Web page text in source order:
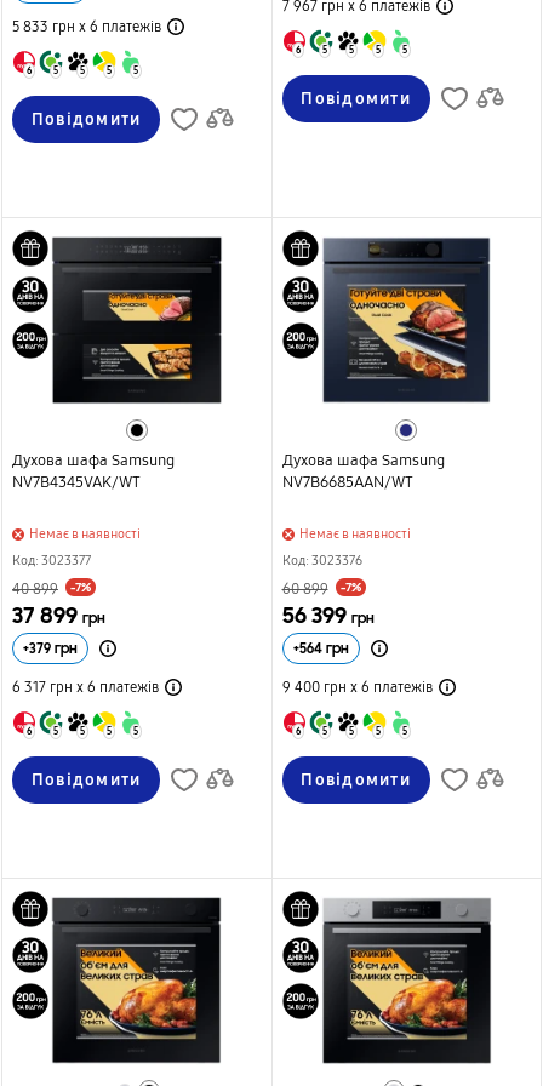
5 833 грн х 6 платежів
6 5 5 5 5
Повідомити
7 967 грн х 6 платежів
6 5 5 5 5
Повідомити
Духова шафа Samsung
NV7B4345VAK/WT
Немає в наявності
Код: 3023377
40 899 -7%
37 899 грн
+379 грн
6 317 грн х 6 платежів
6 5 5 5 5
Повідомити
Духова шафа Samsung
NV7B6685AAN/WT
Немає в наявності
Код: 3023376
60 899 -7%
56 399 грн
+564грн
9 400 грн х 6 платежів
6 5 5 5 5
Повідомити